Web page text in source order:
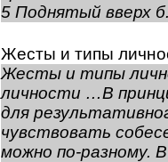
5 Поднятый вверх
Жесты и типы
Жесты и типы
личности …В
для
чувствовать
можно по-разному.